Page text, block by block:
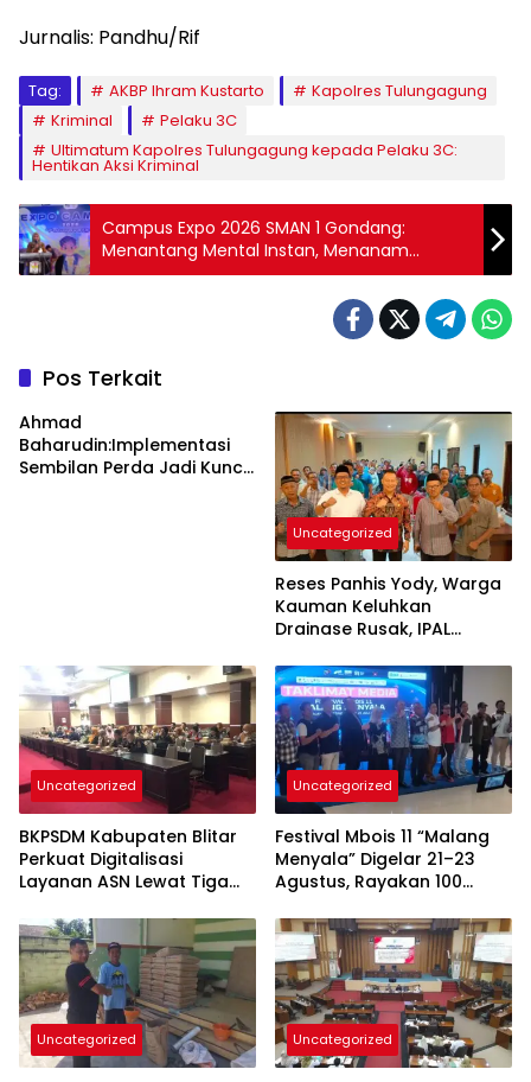
Jurnalis: Pandhu/Rif
Tag: AKBP Ihram Kustarto
Kapolres Tulungagung
Kriminal
Pelaku 3C
Ultimatum Kapolres Tulungagung kepada Pelaku 3C:
Hentikan Aksi Kriminal
Campus Expo 2026 SMAN 1 Gondang:
Menantang Mental Instan, Menanam
Investasi Masa Depan Lewat Pendidikan
Pos Terkait
Ahmad
Baharudin:Implementasi
Sembilan Perda Jadi Kunci
Uncategorized
Reses Panhis Yody, Warga
Kauman Keluhkan
Drainase Rusak, IPAL
Uncategorized
BKPSDM Kabupaten Blitar
Perkuat Digitalisasi
Layanan ASN Lewat Tiga
Uncategorized
Festival Mbois 11 “Malang
Menyala” Digelar 21–23
Agustus, Rayakan 100
dan Status UNESCO
Uncategorized Uncategorized